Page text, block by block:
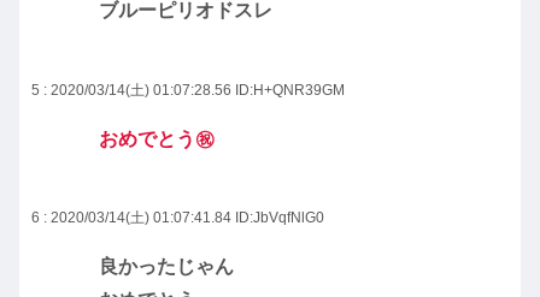
ブルーピリオドスレ
5 : 2020/03/14(土) 01:07:28.56 ID:H+QNR39GM
おめでとう㊗
6 : 2020/03/14(土) 01:07:41.84 ID:JbVqfNlG0
良かったじゃん